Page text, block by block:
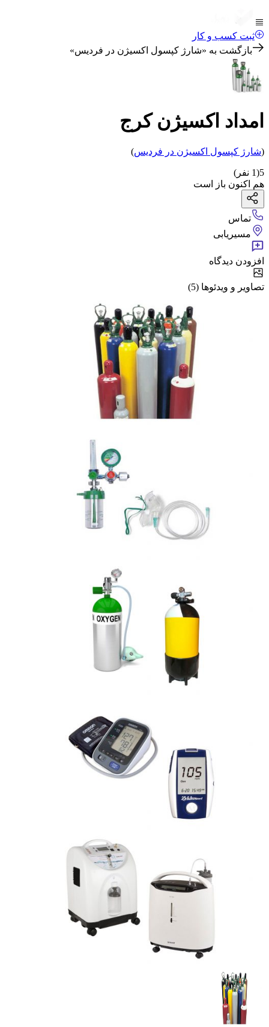
ثبت کسب و کار
بازگشت به «شارژ کپسول اکسیژن در فردیس»
امداد اکسیژن کرج
(شارژ کپسول اکسیژن در فردیس)
5
(
1 نفر)
هم اکنون باز است
تماس
مسیریابی
افزودن دیدگاه
تصاویر و ویدئوها (5)